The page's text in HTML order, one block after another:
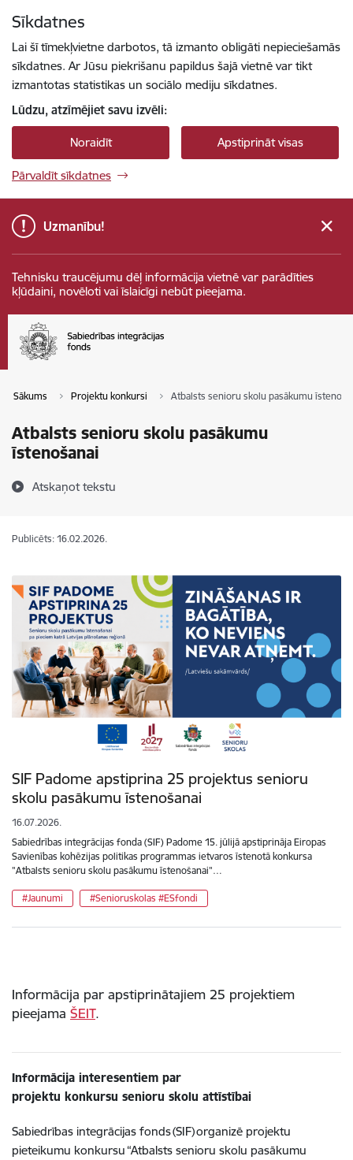
Sīkdatnes
Lai šī tīmekļvietne darbotos, tā izmanto obligāti nepieciešamās
sīkdatnes. Ar Jūsu piekrišanu papildus šajā vietnē var tikt
izmantotas statistikas un sociālo mediju sīkdatnes.
Lūdzu, atzīmējiet savu izvēli:
Noraidīt Apstiprināt visas
Pārvaldīt sīkdatnes
Uzmanību!
Tehnisku traucējumu dēļ informācija vietnē var parādīties
kļūdaini, novēloti vai īslaicīgi nebūt pieejama.
Sākums Projektu konkursi Atbalsts senioru skolu pasākumu
Atbalsts senioru skolu pasākumu
īstenošanai
Atskaņot tekstu
Publicēts: 16.02.2026.
SIF Padome apstiprina 25 projektus senioru
skolu pasākumu īstenošanai
16.07.2026.
Sabiedrības integrācijas fonda (SIF) Padome 15. jūlijā apstiprināja Eiropas
Savienības kohēzijas politikas programmas ietvaros īstenotā konkursa
"Atbalsts senioru skolu pasākumu īstenošanai"…
#Jaunumi #Senioruskolas #ESfondi
Informācija par apstiprinātajiem 25 projektiem
pieejama ŠEIT.
Informācija interesentiem par
projektu konkursu senioru skolu attīstībai
Sabiedrības integrācijas fonds (SIF) organizē projektu
pieteikumu konkursu “Atbalsts senioru skolu pasākumu